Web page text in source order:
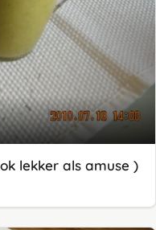
lekker als amuse )